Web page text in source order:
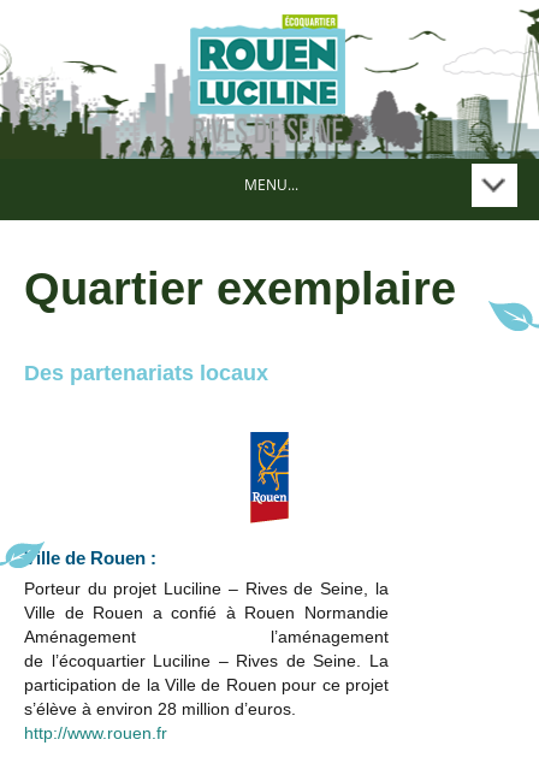
MENU...
Quartier exemplaire
Des partenariats locaux
Ville de Rouen :
Porteur du projet Luciline – Rives de Seine, la
Ville de Rouen a confié à Rouen Normandie
Aménagement l’aménagement
de l’écoquartier Luciline – Rives de Seine. La
participation de la Ville de Rouen pour ce projet
s’élève à environ 28 million d’euros.
http://www.rouen.fr